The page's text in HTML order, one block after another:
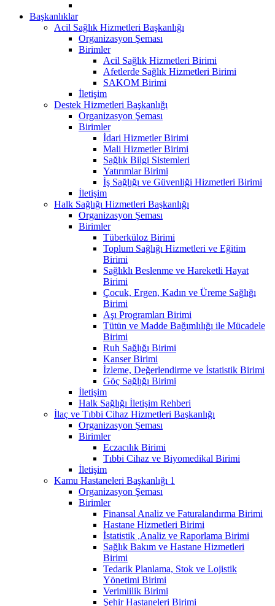
Başkanlıklar
Acil Sağlık Hizmetleri Başkanlığı
Organizasyon Şeması
Birimler
Acil Sağlık Hizmetleri Birimi
Afetlerde Sağlık Hizmetleri Birimi
SAKOM Birimi
İletişim
Destek Hizmetleri Başkanlığı
Organizasyon Şeması
Birimler
İdari Hizmetler Birimi
Mali Hizmetler Birimi
Sağlık Bilgi Sistemleri
Yatırımlar Birimi
İş Sağlığı ve Güvenliği Hizmetleri Birimi
İletişim
Halk Sağlığı Hizmetleri Başkanlığı
Organizasyon Şeması
Birimler
Tüberküloz Birimi
Toplum Sağlığı Hizmetleri ve Eğitim
Birimi
Sağlıklı Beslenme ve Hareketli Hayat
Birimi
Çocuk, Ergen, Kadın ve Üreme Sağlığı
Birimi
Aşı Programları Birimi
Tütün ve Madde Bağımlılığı ile Mücadele
Birimi
Ruh Sağlığı Birimi
Kanser Birimi
İzleme, Değerlendirme ve İstatistik Birimi
Göç Sağlığı Birimi
İletişim
Halk Sağlığı İletişim Rehberi
İlaç ve Tıbbi Cihaz Hizmetleri Başkanlığı
Organizasyon Şeması
Birimler
Eczacılık Birimi
Tıbbi Cihaz ve Biyomedikal Birimi
İletişim
Kamu Hastaneleri Başkanlığı 1
Organizasyon Şeması
Birimler
Finansal Analiz ve Faturalandırma Birimi
Hastane Hizmetleri Birimi
İstatistik ,Analiz ve Raporlama Birimi
Sağlık Bakım ve Hastane Hizmetleri
Birimi
Tedarik Planlama, Stok ve Lojistik
Yönetimi Birimi
Verimlilik Birimi
Şehir Hastaneleri Birimi